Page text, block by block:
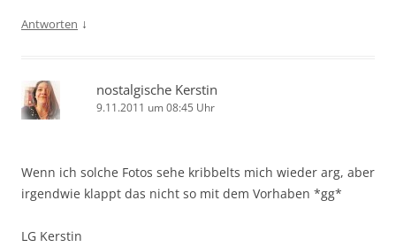
Antworten ↓
nostalgische Kerstin
9.11.2011 um 08:45 Uhr
Wenn ich solche Fotos sehe kribbelts mich wieder arg, aber
irgendwie klappt das nicht so mit dem Vorhaben *gg*
LG Kerstin